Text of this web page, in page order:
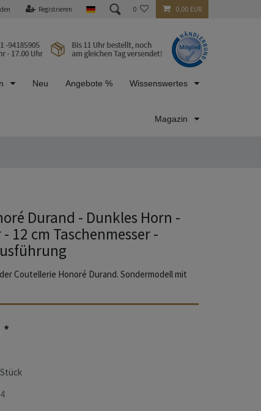
Registrieren 0 0,00 EUR
Neu Angebote % Wissenswertes
Magazin
Durand - Dunkles Horn -
12 cm Taschenmesser -
Coutellerie Honoré Durand. Sondermodell mit
*